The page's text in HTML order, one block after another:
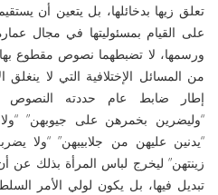
تعلق زيها بدخائلها، بل يتعين أن
على القيام بمسئوليتها في مجال
ورسمها، لا تضبطهما نصوص مقطوع بها
من المسائل الإختلافية التي لا
إطار ضابط عام حددته النصوص
“وليضرين بخمرهن على جيوبهن”
“يدنين عليهن من جلابيبهن” “ولا
زينتهن” ليخرج لباس المرأة بذلك عن
تبديل فيها، بل يكون لولي الأمر